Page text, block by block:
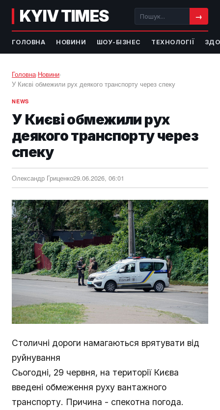
KYIV TIMES →
ГОЛОВНА НОВИНИ ШОУ-БІЗНЕС ТЕХНОЛОГІЇ
Головна›Новини›
У Києві обмежили рух деякого транспорту через спеку
NEWS
У Києві обмежили рух
деякого транспорту через
спеку
Олександр Гриценко29.06.2026, 06:01
Столичні дороги намагаються врятувати від
руйнування
Сьогодні, 29 червня, на території Києва
введені обмеження руху вантажного
транспорту. Причина - спекотна погода.